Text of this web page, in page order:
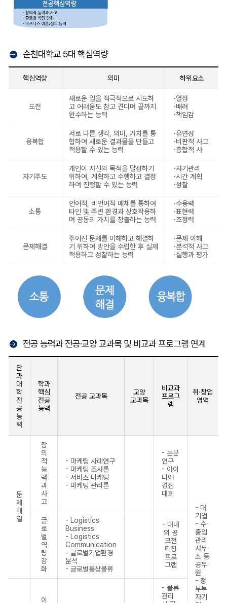
순천대학교 5대 핵심역량
핵심역량 의미 하위요소
도전
새로운 일을 적극적으로 시도하
고 어려움도 참고 견디며 끝까지
완수하는 능력
·열정
·배려
·책임감
융복합
서로 다른 생각, 의미, 가치를 통
합하여 새로운 결과물을 만들고
적용할 수 있는 능력
·유연성
·비판적 사고
·종합적 사
자기주도
개인이 자신의 목적을 달성하기
위하여, 계획하고 수행하고 결정
하여 진행할 수 있는 능력
·자기관리
·시간 계획
·성찰
소통
언어적, 비언어적 매체를 통하여
타인 및 주변 환경과 상호작용하
며 공동의 가치를 창출하는 능력
·수용력
·표현력
·조정력
문제해결
주어진 문제를 이해하고 해결하
기 위하여 방안을 수립한 후 실제
적용하고 성찰하는 능력
·문제 이해
·분석적 사고
·실행과 평가
전공 능력과 전공·교양 교과목 및 비교과 프로그램 연계
단
과
대
학
전
공
능
력
학과
핵심
전공
능력
전공 교과목
교양
교과목
비교과
프로그
램
취·창업
영역
문
제
해
결
창
의
적
능
력
과
사
고
- 마케팅 사례연구
- 마케팅 조사론
- 서비스 마케팅
- 마케팅 관리론
- 논문
연구
- 아이
디어
경진
대회
- 대
기업
- 수·
출입
관리
사무
소 등
공무
원
- 정
부투
자기
글
로
벌
역
량
강
화
- Logistics
Business
- Logistics
Communication
- 글로벌기업환경
분석
- 글로벌통상물류
- 대내
외 공
모전
티칭
프로
그램
이
- 물류
관리